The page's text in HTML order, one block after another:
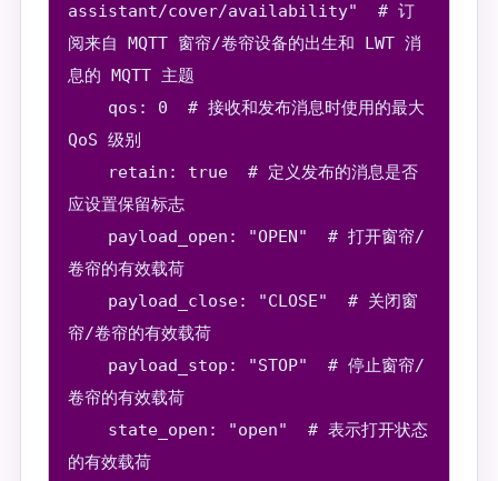
assistant/cover/availability"  # 订
阅来自 MQTT 窗帘/卷帘设备的出生和 LWT 消
息的 MQTT 主题
QoS 级别
应设置保留标志
卷帘的有效载荷
帘/卷帘的有效载荷
卷帘的有效载荷
的有效载荷